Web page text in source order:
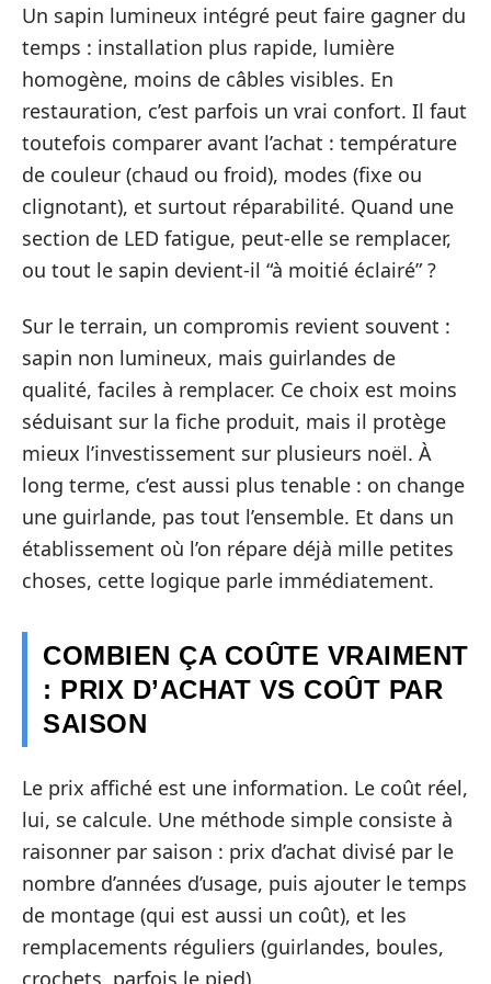
Un sapin lumineux intégré peut faire gagner du
temps : installation plus rapide, lumière
homogène, moins de câbles visibles. En
restauration, c’est parfois un vrai confort. Il faut
toutefois comparer avant l’achat : température
de couleur (chaud ou froid), modes (fixe ou
clignotant), et surtout réparabilité. Quand une
section de LED fatigue, peut-elle se remplacer,
ou tout le sapin devient-il “à moitié éclairé” ?
Sur le terrain, un compromis revient souvent :
sapin non lumineux, mais guirlandes de
qualité, faciles à remplacer. Ce choix est moins
séduisant sur la fiche produit, mais il protège
mieux l’investissement sur plusieurs noël. À
long terme, c’est aussi plus tenable : on change
une guirlande, pas tout l’ensemble. Et dans un
établissement où l’on répare déjà mille petites
choses, cette logique parle immédiatement.
COMBIEN ÇA COÛTE VRAIMENT
: PRIX D’ACHAT VS COÛT PAR
SAISON
Le prix affiché est une information. Le coût réel,
lui, se calcule. Une méthode simple consiste à
raisonner par saison : prix d’achat divisé par le
nombre d’années d’usage, puis ajouter le temps
de montage (qui est aussi un coût), et les
remplacements réguliers (guirlandes, boules,
crochets, parfois le pied).